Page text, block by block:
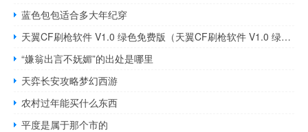
蓝色包包适合多大年纪穿
天翼CF刷枪软件 V1.0 绿色免费版（天翼CF刷枪软件 V1.0 绿色免费版功能简介）
“嫌翁出言不妩媚”的出处是哪里
天弈长安攻略梦幻西游
农村过年能买什么东西
平度是属于那个市的